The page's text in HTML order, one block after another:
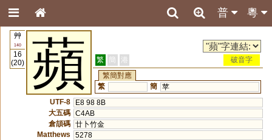
粵
普
艸
140
16
(20)
蘋 繁 簡 港
破音字
繁簡對應
繁
簡 苹
UTF-8
E8 98 8B
大五碼 C4AB
倉頡碼 廿卜竹金
Matthews
5278